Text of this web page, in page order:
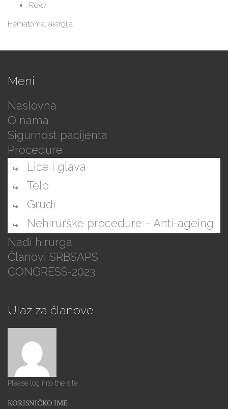
Rizici:
Hematoma, alergija.
Meni
Naslovna
O nama
Sigurnost pacijenta
Procedure
Lice i glava
Telo
Grudi
Nehirurške procedure – Anti-ageing
Nađi hirurga
Članovi SRBSAPS
CONGRESS-2023
Ulaz za članove
Please log into the site.
KORISNIČKO IME